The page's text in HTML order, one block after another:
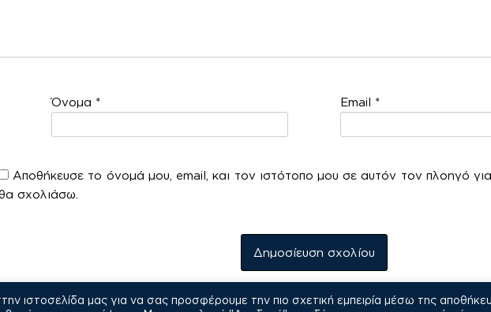
Όνομα * Email *
Αποθήκευσε το όνομά μου, email, και τον ιστότοπο μου σε αυτόν τον πλοηγό
σχολιάσω.
ιστοσελίδα μας για να σας προσφέρουμε την πιο σχετική εμπειρία μέσω της